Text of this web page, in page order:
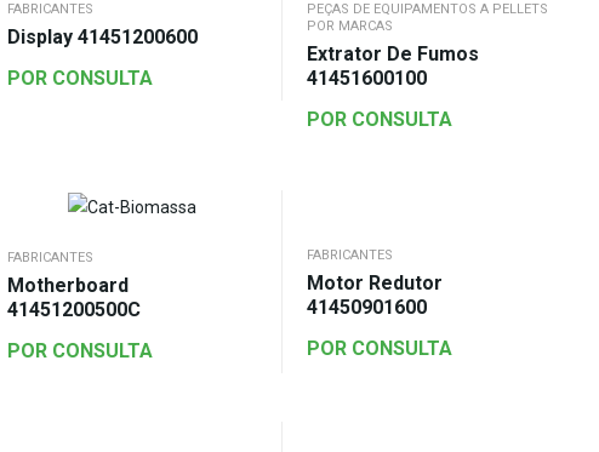
FABRICANTES
Display 41451200600
POR CONSULTA
PEÇAS DE EQUIPAMENTOS A PELLETS
POR MARCAS
Extrator De Fumos
41451600100
POR CONSULTA
FABRICANTES
Motherboard
41451200500C
POR CONSULTA
FABRICANTES
Motor Redutor
41450901600
POR CONSULTA